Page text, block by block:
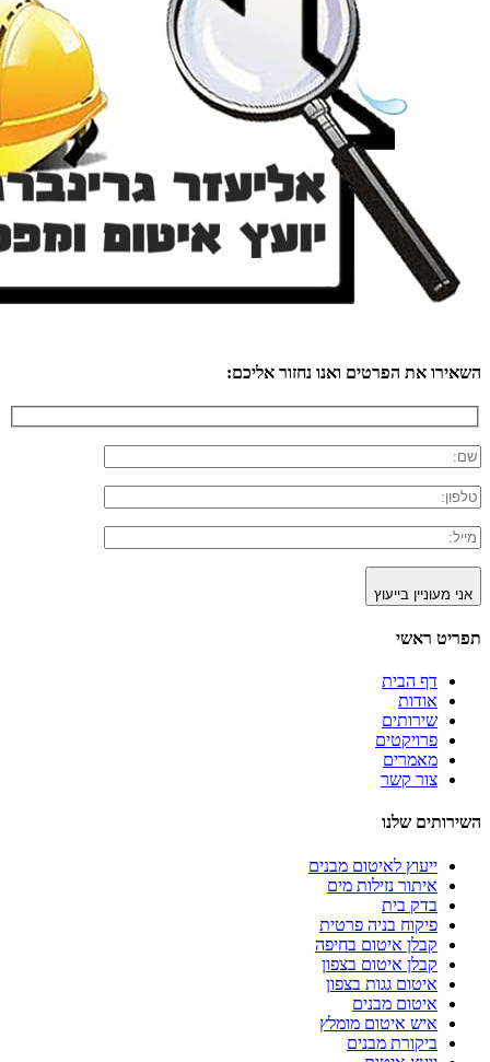
השאירו את הפרטים ואנו נחזור אליכם:
אני מעוניין בייעוץ
תפריט ראשי
דף הבית
אודות
שירותים
פרויקטים
מאמרים
צור קשר
השירותים שלנו
ייעוץ לאיטום מבנים
איתור נזילות מים
בדק בית
פיקוח בניה פרטית
קבלן איטום בחיפה
קבלן איטום בצפון
איטום גגות בצפון
איטום מבנים
איש איטום מומלץ
ביקורת מבנים